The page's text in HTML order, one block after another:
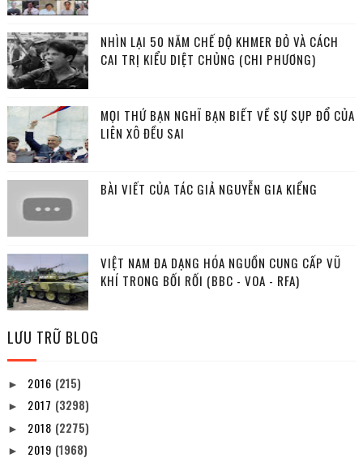
NHÌN LẠI 50 NĂM CHẾ ĐỘ KHMER ĐỎ VÀ CÁCH
CAI TRỊ KIỂU DIỆT CHỦNG (CHI PHƯƠNG)
MỌI THỨ BẠN NGHĨ BẠN BIẾT VỀ SỰ SỤP ĐỔ CỦA
LIÊN XÔ ĐỀU SAI
BÀI VIẾT CỦA TÁC GIẢ NGUYỄN GIA KIỂNG
VIỆT NAM ĐA DẠNG HÓA NGUỒN CUNG CẤP VŨ
KHÍ TRONG BỐI RỐI (BBC - VOA - RFA)
LƯU TRỮ BLOG
► 2016 (215)
► 2017 (3298)
► 2018 (2275)
► 2019 (1968)